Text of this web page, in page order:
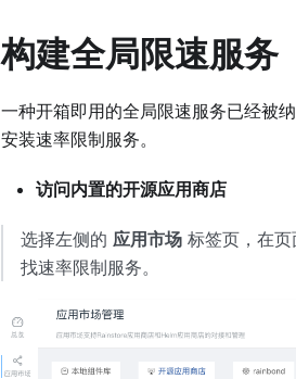
构建全局限速服务
一种开箱即用的全局限速服务已经被
安装速率限制服务。
访问内置的开源应用商店
选择左侧的 应用市场 标签页，在
找速率限制服务。